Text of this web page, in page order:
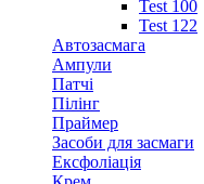
Test 100
Test 122
Автозасмага
Ампули
Патчі
Пілінг
Праймер
Засоби для засмаги
Ексфоліація